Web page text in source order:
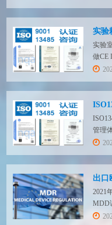
专用
很好
疗器
务的
实验
做CE
材：
杯、
盒、
真空
隔离
齿美
管理
用于
类型
医疗
务和
2021
MDD
针对